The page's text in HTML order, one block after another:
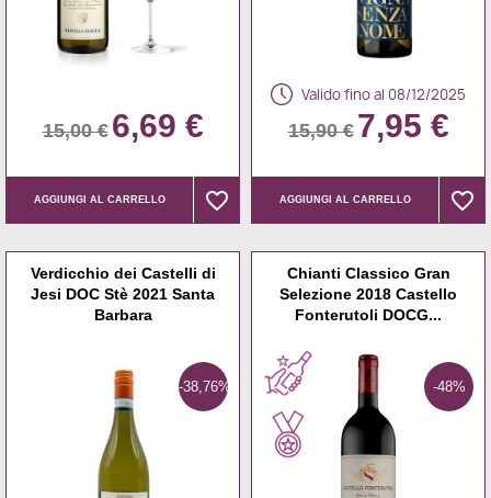
15,00 € 6,69 €
AGGIUNGI AL CARRELLO favorite_border
favorite_border
Valido fino al 08/12/2025
15,90 € 7,95 €
AGGIUNGI AL CARRELLO favorite_border
favorite_border
Verdicchio dei Castelli di
Jesi DOC Stè 2021 Santa
Barbara
-38,76%
Chianti Classico Gran
Selezione 2018 Castello
Fonterutoli DOCG...
-48%